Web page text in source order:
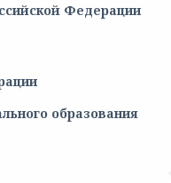
Федерации
образования